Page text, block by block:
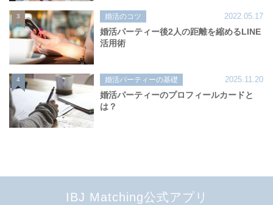
3 婚活のコツ 2022.05.17
婚活パーティー後2人の距離を縮めるLINE
活用術
4 婚活パーティーの基礎 2025.11.20
婚活パーティーのプロフィールカードと
は？
IBJ Matching公式アプリ